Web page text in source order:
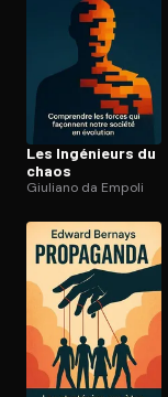
Ouvre l'app
Les Ingénieurs du
chaos
Giuliano da Empoli